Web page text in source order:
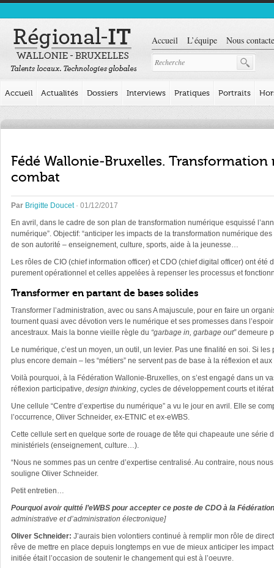
Accueil L’équipe Nous
Accueil Actualités Dossiers Interviews Pratiques Portraits
Fédé Wallonie-Bruxelles.
combat
Par Brigitte Doucet· 01/12/2017
En avril, dans le cadre de son plan de transformation numérique esquissé
numérique”. Objectif: “anticiper les impacts de la transformation numérique
de son autorité – enseignement, culture, sports, aide à la jeunesse…
Les rôles de CIO (chief information officer) et CDO (chief digital officer) ont
purement opérationnel et celles appelées à repenser les processus et
Transformer en partant de bases solides
Transformer l’administration, avec ou sans A majuscule, pour en faire un
tournent quasi avec dévotion vers le numérique et ses promesses dans
ancestraux. Mais la bonne vieille règle du “garbage in, garbage out”demeure
Le numérique, c’est un moyen, un outil, un levier. Pas une finalité en soi. Si
plus encore demain – les “métiers” ne servent pas de base à la réflexion et
Voilà pourquoi, à la Fédération Wallonie-Bruxelles, on s’est engagé dans un
réflexion participative, design thinking, cycles de développement courts et
Une cellule “Centre d’expertise du numérique” a vu le jour en avril. Elle se
l’occurrence, Oliver Schneider, ex-ETNIC et ex-eWBS.
Cette cellule sert en quelque sorte de rouage de tête qui chapeaute une série
ministériels (enseignement, culture…).
“Nous ne sommes pas un centre d’expertise centralisé. Au contraire, nous
souligne Oliver Schneider.
Petit entretien…
Pourquoi avoir quitté l’eWBS pour accepter ce poste de CDO à la
administrative et d’administration électronique]
Oliver Schneider: J’aurais bien volontiers continué à remplir mon rôle de
rêve de mettre en place depuis longtemps en vue de mieux anticiper les
initiée était l’occasion de soutenir le changement qui est à l’oeuvre.